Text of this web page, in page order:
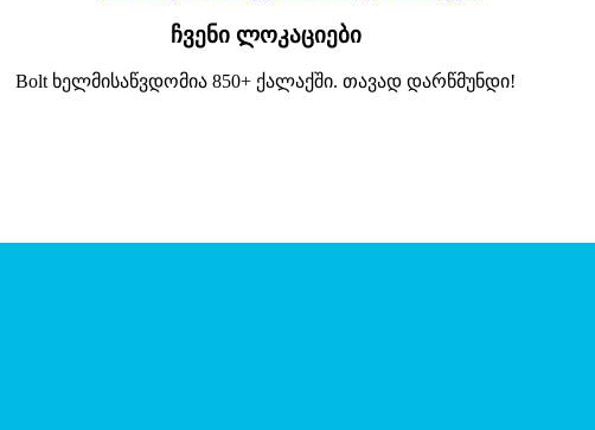
ჩვენი ლოკაციები
Bolt ხელმისაწვდომია 850+ ქალაქში. თავად დარწმუნდი!